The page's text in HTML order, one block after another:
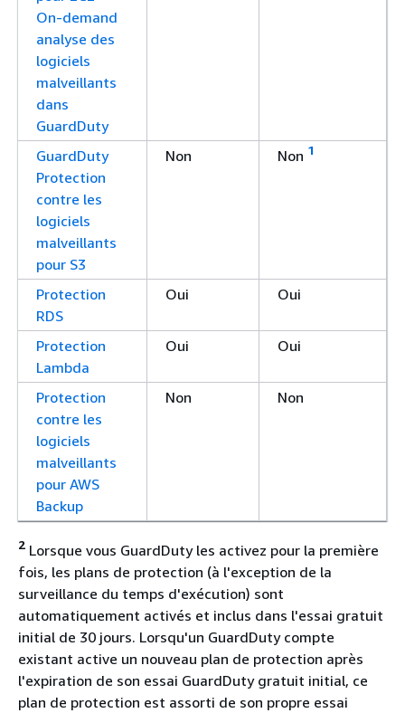
On-demand
analyse des
logiciels
malveillants
dans
GuardDuty
GuardDuty
Protection
contre les
logiciels
malveillants
pour S3
Non Non 1
Protection
RDS
Oui Oui
Protection
Lambda
Oui Oui
Protection
contre les
logiciels
malveillants
pour AWS
Backup
Non Non
2 Lorsque vous GuardDuty les activez pour la première
fois, les plans de protection (à l'exception de la
surveillance du temps d'exécution) sont
automatiquement activés et inclus dans l'essai gratuit
initial de 30 jours. Lorsqu'un GuardDuty compte
existant active un nouveau plan de protection après
l'expiration de son essai GuardDuty gratuit initial, ce
plan de protection est assorti de son propre essai